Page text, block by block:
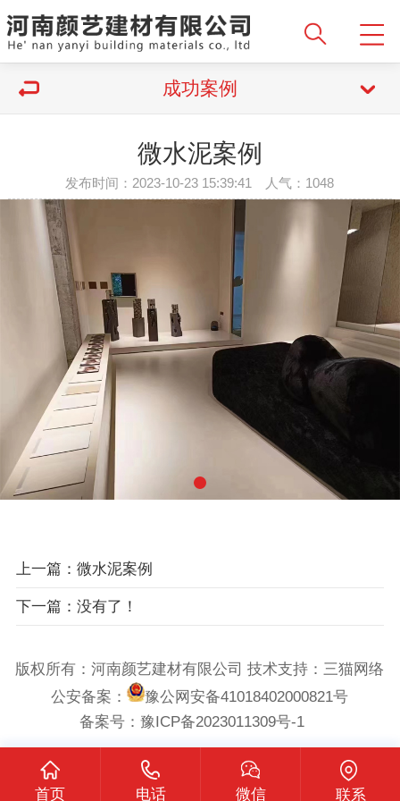
成功案例
微水泥案例
发布时间：2023-10-23 15:39:41 人气：1048
上一篇：微水泥案例
下一篇：没有了！
版权所有：河南颜艺建材有限公司 技术支持：三猫网络
公安备案：
豫公网安备41018402000821号
备案号：豫ICP备2023011309号-1
首页 电话 微信 联系